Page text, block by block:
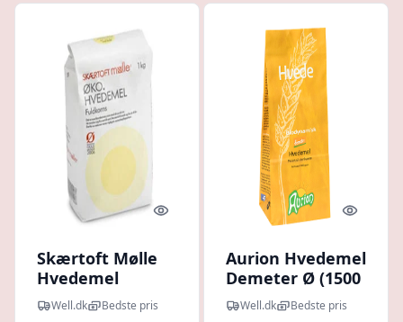
Quick look
Skærtoft Mølle
Hvedemel
Fuldkorn Ø (1 kg)
Well.dk Bedste pris
Quick
Aurion Hvedemel
Demeter Ø (1500
g)Well.dk Bedste pris